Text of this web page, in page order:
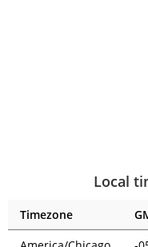
Local
Timezone